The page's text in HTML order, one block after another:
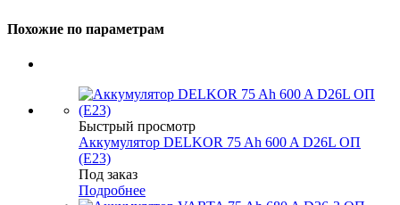
Похожие по параметрам
Быстрый просмотр
Аккумулятор DELKOR 75 Ah 600 A D26L ОП
(E23)
Под заказ
Подробнее